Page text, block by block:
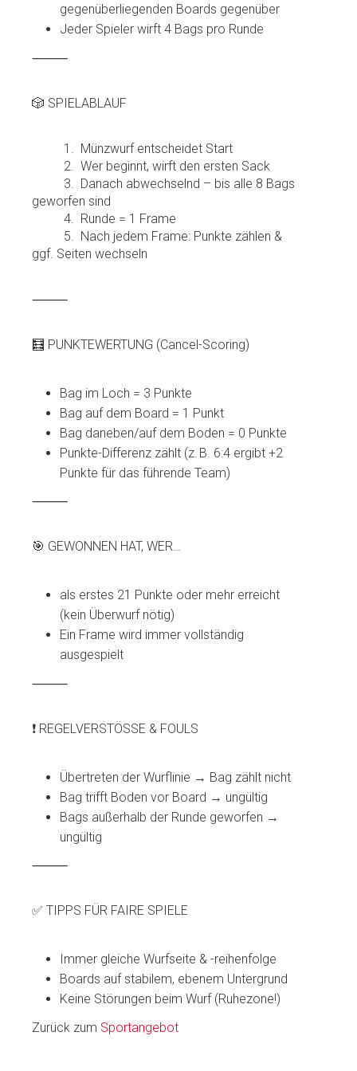
gegenüberliegenden Boards gegenüber
Jeder Spieler wirft 4 Bags pro Runde
⸻
🎲 SPIELABLAUF
1. Münzwurf entscheidet Start
2. Wer beginnt, wirft den ersten Sack
3. Danach abwechselnd – bis alle 8 Bags
geworfen sind
4. Runde = 1 Frame
5. Nach jedem Frame: Punkte zählen &
ggf. Seiten wechseln
⸻
🧮 PUNKTEWERTUNG (Cancel-Scoring)
Bag im Loch = 3 Punkte
Bag auf dem Board = 1 Punkt
Bag daneben/auf dem Boden = 0 Punkte
Punkte-Differenz zählt (z. B. 6:4 ergibt +2
Punkte für das führende Team)
⸻
🎯 GEWONNEN HAT, WER…
als erstes 21 Punkte oder mehr erreicht
(kein Überwurf nötig)
Ein Frame wird immer vollständig
ausgespielt
⸻
❗️ REGELVERSTÖSSE & FOULS
Übertreten der Wurflinie → Bag zählt nicht
Bag trifft Boden vor Board → ungültig
Bags außerhalb der Runde geworfen →
ungültig
⸻
✅ TIPPS FÜR FAIRE SPIELE
Immer gleiche Wurfseite & -reihenfolge
Boards auf stabilem, ebenem Untergrund
Keine Störungen beim Wurf (Ruhezone!)
Zurück zum Sportangebot